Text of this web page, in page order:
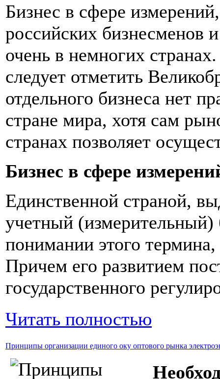
Бизнес в сфере
российских бизнесменов
очень в немногих
следует отметить
отдельного бизнеса нет
стране мира, хотя сам
странах позволяет
Бизнес в сфере
Единственной страной,
учетный (измерительный)
понимании этого
Причем его развитием
государственного
Читать полностью
Принципы организации единого оку оптового рынка